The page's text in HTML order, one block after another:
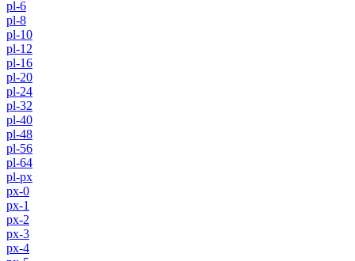
pl-6
pl-8
pl-10
pl-12
pl-16
pl-20
pl-24
pl-32
pl-40
pl-48
pl-56
pl-64
pl-px
px-0
px-1
px-2
px-3
px-4